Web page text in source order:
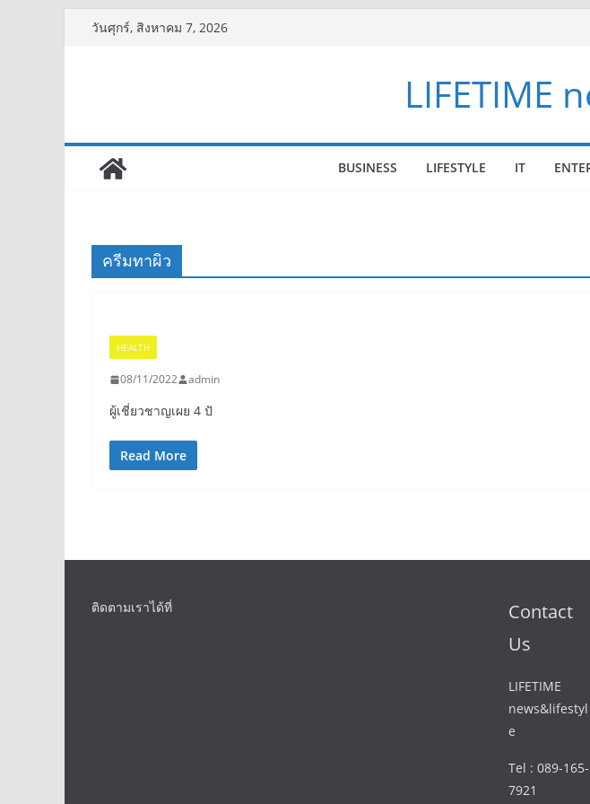
วันศุกร์, สิงหาคม 7, 2026
LIFETIME
BUSINESS LIFESTYLE IT
ครีมทาผิว
HEALTH
08/11/2022 admin
ผู้เชี่ยวชาญเผย 4 ปั
Read More
ติดตามเราได้ที่
Contact
Us
LIFETIME
news&lifestyl
e
Tel : 089-165-
7921